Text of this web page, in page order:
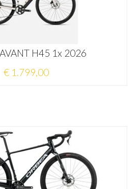
H45 1x 2026
€ 1.799,00